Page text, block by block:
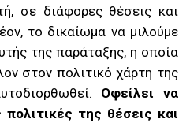
σε διάφορες θέσεις και
το δικαίωμα να μιλούμε
της παράταξης, η οποία
στον πολιτικό χάρτη της
Οφείλει να
πολιτικές της θέσεις και